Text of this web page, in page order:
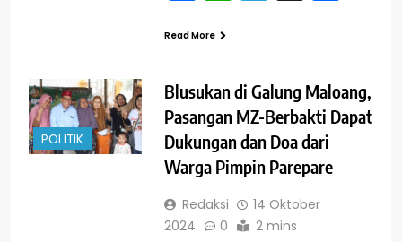
Read More
POLITIK
Blusukan di Galung Maloang,
Pasangan MZ-Berbakti Dapat
Dukungan dan Doa dari
Warga Pimpin Parepare
Redaksi
14 Oktober
2024
0 2 mins